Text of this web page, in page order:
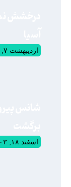
اردیبهشت ۷, ۱۴۰۴
اسفند ۱۸, ۱۴۰۳